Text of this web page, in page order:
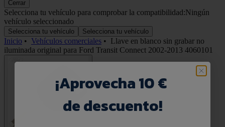
Cerrar
Selecciona tu vehículo para comprobar la compatibilidad:Ningún
vehículo seleccionado
Selecciona tu vehículo Selecciona tu vehículo
Inicio • Vehículos comerciales • Llave en blanco sin grabar no
iluminada original para Ford Transit Connect 2002-2013 4060101
¡Aprovecha 10 €
de descuento!